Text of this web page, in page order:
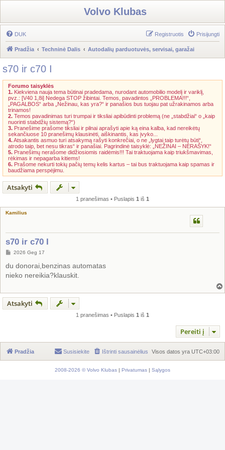
Volvo Klubas
DUK Prisijungti
Registruotis
Pradžia Techninė Dalis Autodalių parduotuvės, servisai, garažai
s70 ir c70 I
Forumo taisyklės
1. Kiekviena nauja tema būtinai pradedama, nurodant automobilio modelį ir variklį,
pvz.: [V40 1,8i] Nedega STOP žibintai. Temos, pavadintos „PROBLEMA!!!“,
„PAGALBOS“ arba „Nežinau, kas yra?“ ir panašios bus tuojau pat užrakinamos arba
trinamos!
2. Temos pavadinimas turi trumpai ir tiksliai apibūdinti problemą (ne „stabdžiai“ o „kaip
nuorinti stabdžių sistemą?“)
3. Pranešime prašome tiksliai ir pilnai aprašyti apie ką eina kalba, kad nereikėtų
sekančiuose 10 pranešimų klausinėti, aiškinantis, kas įvyko...
4.Atsakantis asmuo turi atsakymą rašyti konkrečiai, o ne „lygtai taip turėtų būti“,
atrodo taip, bet nesu tikras“ ir panašiai. Pagrindinė taisyklė: „NEŽINAI – NERAŠYK!“
5. Pranešimų nerašome didžiosiomis raidėmis!!! Tai traktuojama kaip triukšmavimas,
rėkimas ir nepagarba kitiems!
6. Prašome nekurti tokių pačių temų kelis kartus – tai bus traktuojama kaip spamas ir
baudžiama perspėjimu.
Atsakyti
1 pranešimas • Puslapis 1 iš 1
Kamilius
s70 ir c70 I
S
a
n
d
t
n
2026 Geg 17
du donorai,benzinas automatas
nieko nereikia?klauskit.
Atsakyti
1 pranešimas • Puslapis 1 iš 1
Pereiti į
Pradžia Visos datos yra UTC+03:00
Ištrinti sausainėlius
Susisiekite
2008-2026 © Volvo Klubas | Privatumas | Sąlygos